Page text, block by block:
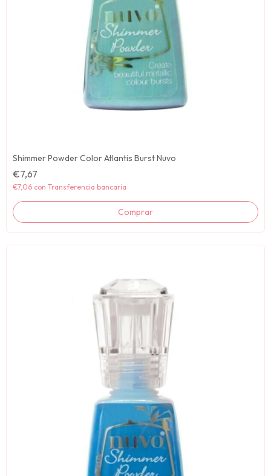
Shimmer Powder Color Atlantis Burst Nuvo
€7,67
€7,06 con Transferencia bancaria